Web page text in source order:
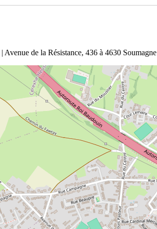
| Avenue de la Résistance, 436 à 4630 Soumagne